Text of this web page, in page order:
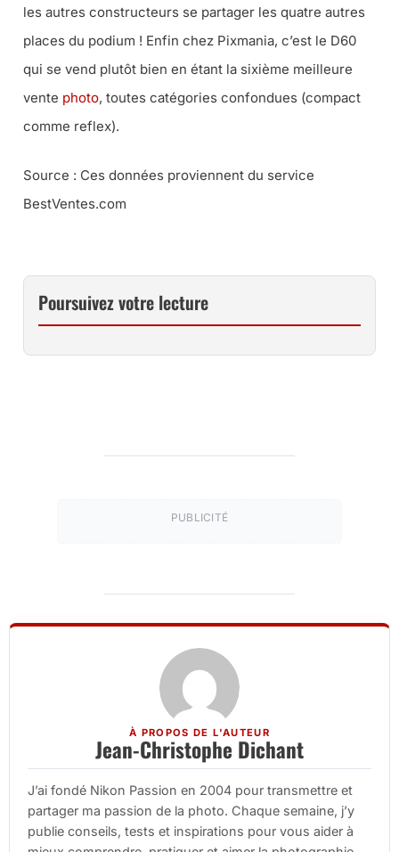
les autres constructeurs se partager les quatre autres
places du podium ! Enfin chez Pixmania, c’est le D60
qui se vend plutôt bien en étant la sixième meilleure
vente photo, toutes catégories confondues (compact
comme reflex).
Source : Ces données proviennent du service
BestVentes.com
Poursuivez votre lecture
PUBLICITÉ
À PROPOS DE L'AUTEUR
Jean-Christophe Dichant
J’ai fondé Nikon Passion en 2004 pour transmettre et
partager ma passion de la photo. Chaque semaine, j’y
publie conseils, tests et inspirations pour vous aider à